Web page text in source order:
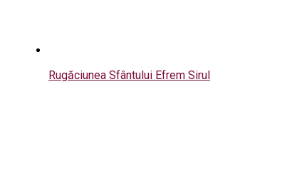
Rugăciunea Sfântului Efrem Sirul